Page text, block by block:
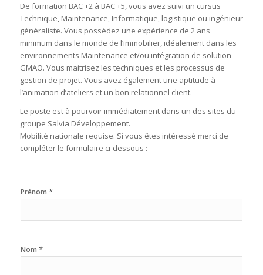
De formation BAC +2 à BAC +5, vous avez suivi un cursus
Technique, Maintenance, Informatique, logistique ou ingénieur
généraliste. Vous possédez une expérience de 2 ans
minimum dans le monde de l’immobilier, idéalement dans les
environnements Maintenance et/ou intégration de solution
GMAO. Vous maitrisez les techniques et les processus de
gestion de projet. Vous avez également une aptitude à
l’animation d’ateliers et un bon relationnel client.
Le poste est à pourvoir immédiatement dans un des sites du
groupe Salvia Développement.
Mobilité nationale requise. Si vous êtes intéressé merci de
compléter le formulaire ci-dessous :
Prénom *
Nom *